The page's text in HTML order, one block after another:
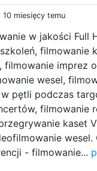
10 miesięcy temu
w jakości Full
filmowanie
filmowanie imprez
wesel,
pętli podczas
filmowanie
kaset
- filmowanie...